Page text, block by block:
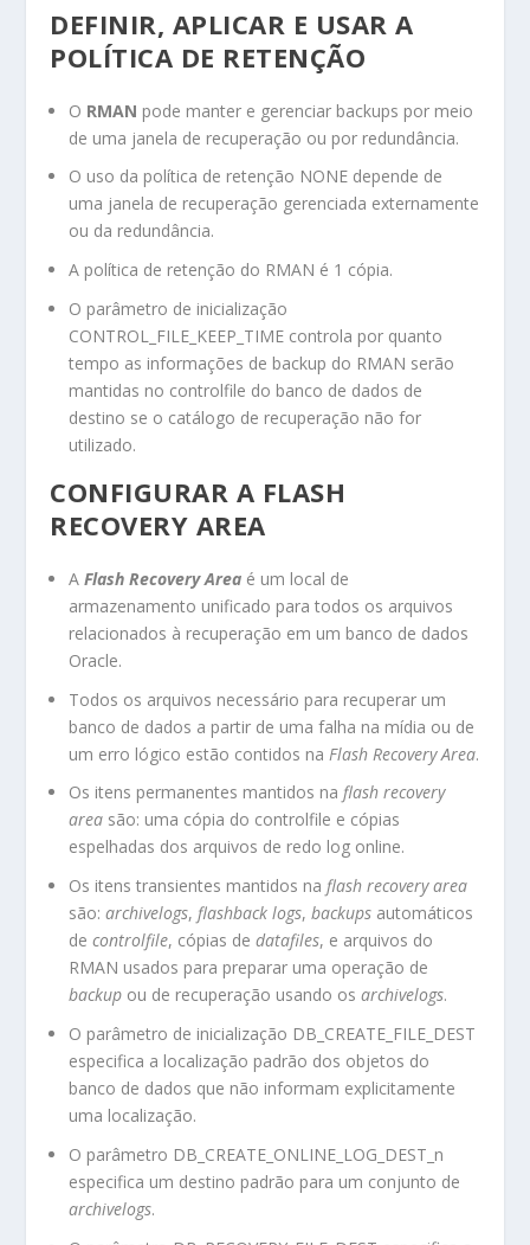
DEFINIR, APLICAR E USAR A
POLÍTICA DE RETENÇÃO
O RMAN pode manter e gerenciar backups por meio
de uma janela de recuperação ou por redundância.
O uso da política de retenção NONE depende de
uma janela de recuperação gerenciada externamente
ou da redundância.
A política de retenção do RMAN é 1 cópia.
O parâmetro de inicialização
CONTROL_FILE_KEEP_TIME controla por quanto
tempo as informações de backup do RMAN serão
mantidas no controlfile do banco de dados de
destino se o catálogo de recuperação não for
utilizado.
CONFIGURAR A FLASH
RECOVERY AREA
AFlash Recovery Area é um local de
armazenamento unificado para todos os arquivos
relacionados à recuperação em um banco de dados
Oracle.
Todos os arquivos necessário para recuperar um
banco de dados a partir de uma falha na mídia ou de
um erro lógico estão contidos na Flash Recovery Area.
Os itens permanentes mantidos na flash recovery
area são: uma cópia do controlfile e cópias
espelhadas dos arquivos de redo log online.
Os itens transientes mantidos naflash recovery area
são:archivelogs, flashback logs,backups automáticos
decontrolfile, cópias dedatafiles, e arquivos do
RMAN usados para preparar uma operação de
backup ou de recuperação usando osarchivelogs.
O parâmetro de inicialização DB_CREATE_FILE_DEST
especifica a localização padrão dos objetos do
banco de dados que não informam explicitamente
uma localização.
O parâmetro DB_CREATE_ONLINE_LOG_DEST_n
especifica um destino padrão para um conjunto de
archivelogs.